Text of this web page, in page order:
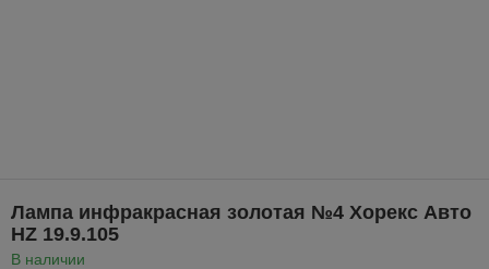
Лампа инфракрасная золотая №4 Хорекс Авто
HZ 19.9.105
В наличии